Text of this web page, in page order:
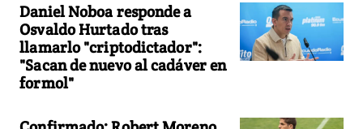
Daniel Noboa responde a
Osvaldo Hurtado tras
llamarlo "criptodictador":
"Sacan de nuevo al cadáver en
formol"